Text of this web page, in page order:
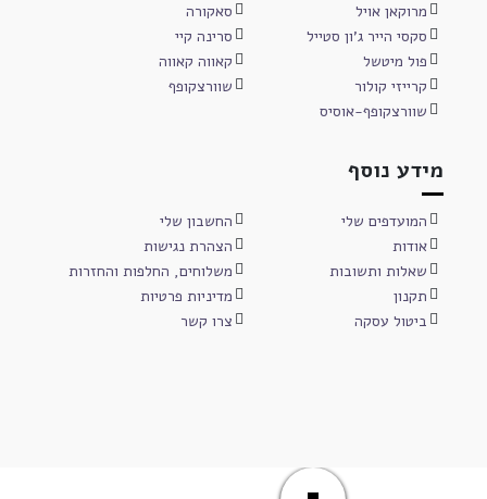
מרוקאן אויל
סאקורה
סקסי הייר ג'ון סטייל
סרינה קיי
פול מיטשל
קאווה קאווה
קרייזי קולור
שוורצקופף
שוורצקופף-אוסיס
מידע נוסף
המועדפים שלי
החשבון שלי
אודות
הצהרת נגישות
שאלות ותשובות
משלוחים, החלפות והחזרות
תקנון
מדיניות פרטיות
ביטול עסקה
צרו קשר